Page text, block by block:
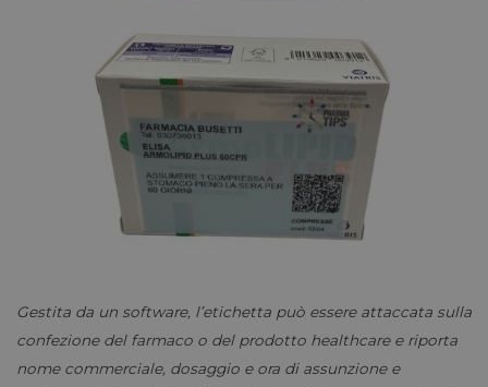
Gestita da un software, l’etichetta può essere attaccata sulla
confezione del farmaco o del prodotto healthcare e riporta
nome commerciale, dosaggio e ora di assunzione e